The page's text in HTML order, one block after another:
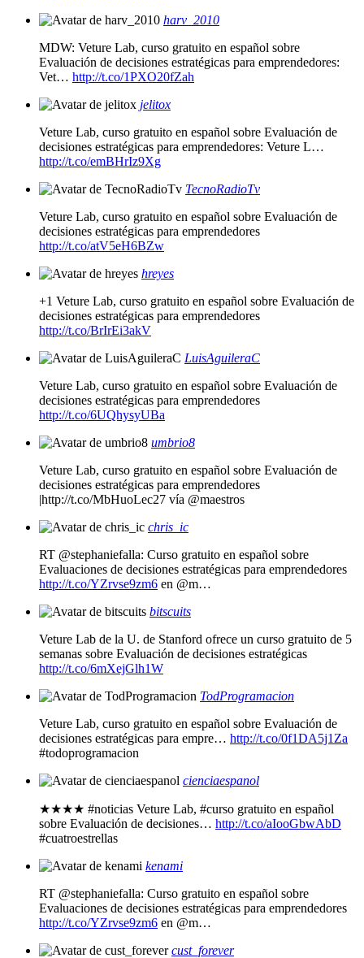
harv_2010
MDW: Veture Lab, curso gratuito en español sobre
Evaluación de decisiones estratégicas para emprendedores:
Vet… http://t.co/1PXO20fZah
jelitox
Veture Lab, curso gratuito en español sobre Evaluación de
decisiones estratégicas para emprendedores: Veture L…
http://t.co/emBHrIz9Xg
TecnoRadioTv
Veture Lab, curso gratuito en español sobre Evaluación de
decisiones estratégicas para emprendedores
http://t.co/atV5eH6BZw
hreyes
+1 Veture Lab, curso gratuito en español sobre Evaluación de
decisiones estratégicas para emprendedores
http://t.co/BrIrEi3akV
LuisAguileraC
Veture Lab, curso gratuito en español sobre Evaluación de
decisiones estratégicas para emprendedores
http://t.co/6UQhysyUBa
umbrio8
Veture Lab, curso gratuito en español sobre Evaluación de
decisiones estratégicas para emprendedores
|http://t.co/MbHuoLec27 vía @maestros
chris_ic
RT @stephaniefalla: Curso gratuito en español sobre
Evaluaciones de decisiones estratégicas para emprendedores
http://t.co/YZrvse9zm6 en @m…
bitscuits
Veture Lab de la U. de Stanford ofrece un curso gratuito de 5
semanas sobre Evaluación de decisiones estratégicas
http://t.co/6mXejGlh1W
TodProgramacion
Veture Lab, curso gratuito en español sobre Evaluación de
decisiones estratégicas para empre… http://t.co/0f1DA5j1Za
#todoprogramacion
cienciaespanol
★★★★ #noticias Veture Lab, #curso gratuito en español
sobre Evaluación de decisiones… http://t.co/aIooGbwAbD
#cuatroestrellas
kenami
RT @stephaniefalla: Curso gratuito en español sobre
Evaluaciones de decisiones estratégicas para emprendedores
http://t.co/YZrvse9zm6 en @m…
cust_forever